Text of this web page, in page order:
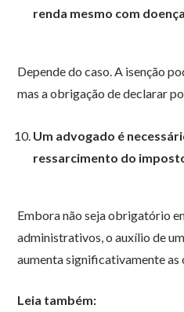
renda mesmo com
Depende do caso. A isenção
mas a obrigação de declarar
Um advogado é
ressarcimento do
Embora não seja obrigatório
administrativos, o auxílio de
aumenta significativamente as
Leia também: